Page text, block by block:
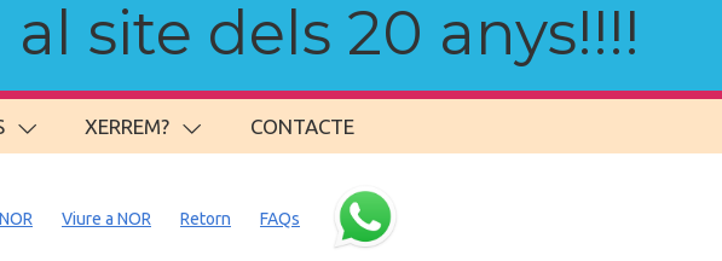
site dels 20 anys!!!!
XERREM? CONTACTE
Viure a NOR Retorn FAQs